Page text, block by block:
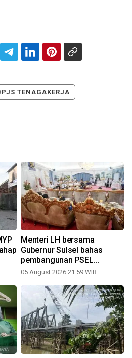
TENAGAKERJA
Menteri LH bersama
Gubernur Sulsel bahas
pembangunan PSEL
Mamminasata
05 August 2026 21:59 WIB